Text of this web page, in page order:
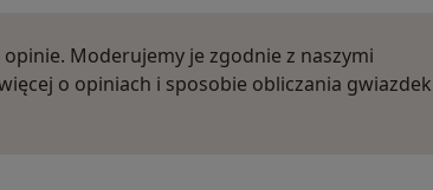
Moderujemy je zgodnie z naszymi
o opiniach i sposobie obliczania gwiazdek